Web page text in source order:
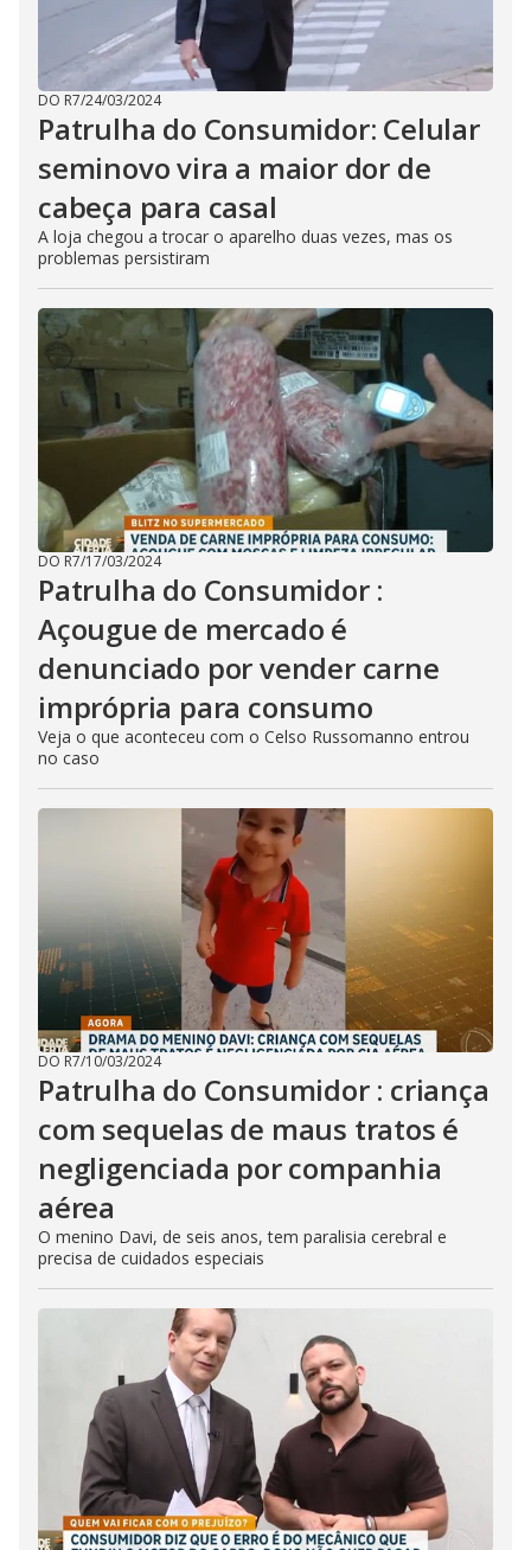
DO R7/24/03/2024
Patrulha do Consumidor: Celular
seminovo vira a maior dor de
cabeça para casal
A loja chegou a trocar o aparelho duas vezes, mas os
problemas persistiram
DO R7/17/03/2024
Patrulha do Consumidor :
Açougue de mercado é
denunciado por vender carne
imprópria para consumo
Veja o que aconteceu com o Celso Russomanno entrou
no caso
DO R7/10/03/2024
Patrulha do Consumidor : criança
com sequelas de maus tratos é
negligenciada por companhia
aérea
O menino Davi, de seis anos, tem paralisia cerebral e
precisa de cuidados especiais